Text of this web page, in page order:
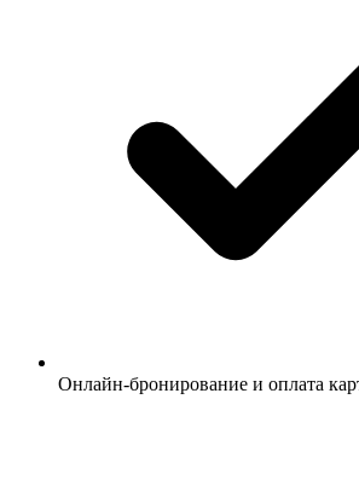
Онлайн-бронирование и оплата